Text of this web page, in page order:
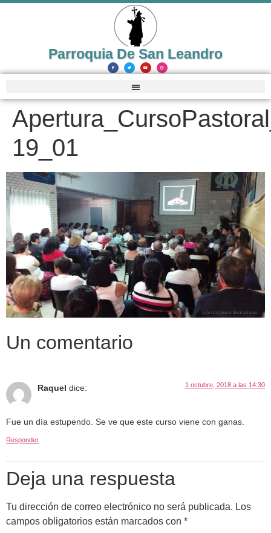
Parroquia De San Leandro
19_01
Un comentario
Raquel dice: 1 octubre, 2018 a las 14:30
Fue un día estupendo. Se ve que este curso viene con ganas.
Responder
Deja una respuesta
Tu dirección de correo electrónico no será publicada. Los
campos obligatorios están marcados con *